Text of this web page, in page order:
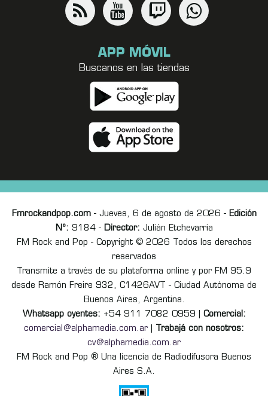
APP MÓVIL
Buscanos en las tiendas
Fmrockandpop.com- Jueves, 6 de agosto de 2026 - Edición
Nº: 9184 - Director: Julián Etchevarria
FM Rock and Pop - Copyright © 2026 Todos los derechos
reservados
Transmite a través de su plataforma online y por FM 95.9
desde Ramón Freire 932, C1426AVT - Ciudad Autónoma de
Buenos Aires, Argentina.
Whatsapp oyentes: +54 911 7082 0959 | Comercial:
comercial@alphamedia.com.ar
Trabajá con nosotros:
cv@alphamedia.com.ar
FM Rock and Pop ® Una licencia de Radiodifusora Buenos
Aires S.A.